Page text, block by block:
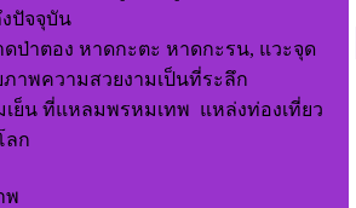
ปัจจุบัน
ป่าตอง หาดกะตะ หาดกะรน, แวะจุด
าพความสวยงามเป็นที่ระลึก
ย็น ที่แหลมพรหมเทพ แหล่งท่องเที่ยว
ลก
พ